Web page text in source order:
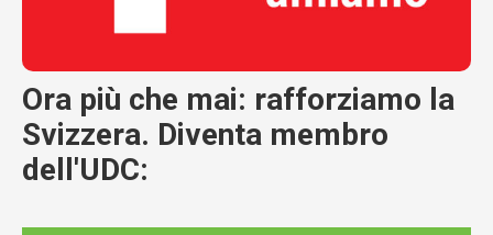
Ora più che mai: rafforziamo la
Svizzera. Diventa membro
dell'UDC: